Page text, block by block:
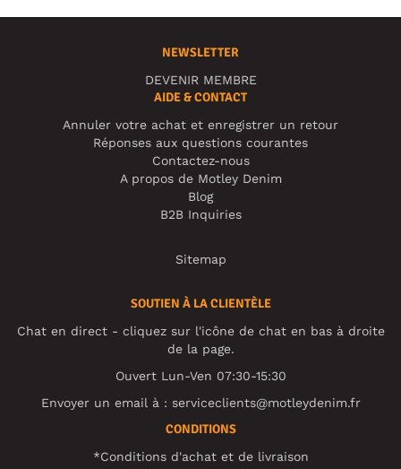
NEWSLETTER
DEVENIR MEMBRE
AIDE & CONTACT
Annuler votre achat et enregistrer un retour
Réponses aux questions courantes
Contactez-nous
A propos de Motley Denim
Blog
B2B Inquiries
Sitemap
SOUTIEN À LA CLIENTÈLE
Chat en direct - cliquez sur l'icône de chat en bas à droite
de la page.
Ouvert Lun-Ven 07:30-15:30
Envoyer un email à : serviceclients@motleydenim.fr
CONDITIONS
*Conditions d'achat et de livraison